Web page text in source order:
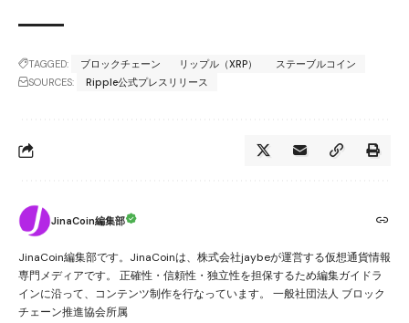
TAGGED: ブロックチェーン リップル（XRP）
ステーブルコイン
SOURCES:
Ripple公式プレスリリース
JinaCoin編集部
JinaCoin編集部です。JinaCoinは、株式会社jaybeが運営する仮想通貨情報
専門メディアです。 正確性・信頼性・独立性を担保するため編集ガイドラ
インに沿って、コンテンツ制作を行なっています。 一般社団法人 ブロック
チェーン推進協会所属